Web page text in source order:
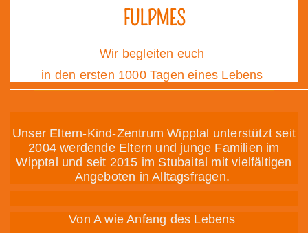
FULPMES
Wir begleiten euch
in den ersten 1000 Tagen eines Lebens
Unser Eltern-Kind-Zentrum Wipptal unterstützt seit
2004 werdende Eltern und junge Familien im
Wipptal und seit 2015 im Stubaital mit vielfältigen
Angeboten in Alltagsfragen.
Von A wie Anfang des Lebens